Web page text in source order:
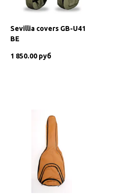
Sevillia covers GB-U41
BE
1 850.00 руб